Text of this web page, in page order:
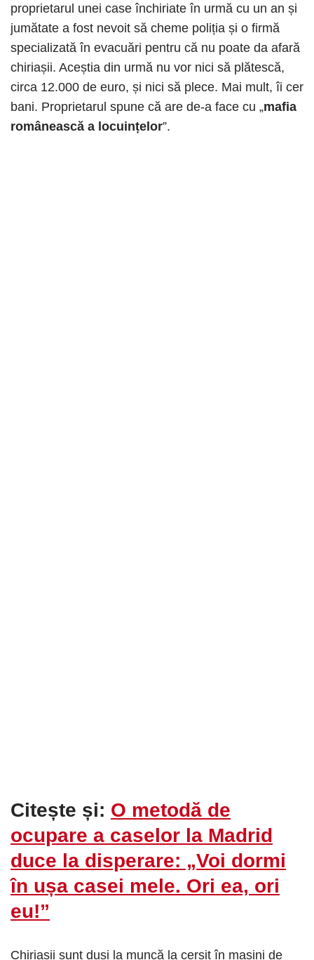
proprietarul unei case închiriate în urmă cu un an și
jumătate a fost nevoit să cheme poliția și o firmă
specializată în evacuări pentru că nu poate da afară
chiriașii. Aceștia din urmă nu vor nici să plătescă,
circa 12.000 de euro, și nici să plece. Mai mult, îi cer
bani. Proprietarul spune că are de-a face cu „mafia
românească a locuințelor”.
Citește și: O metodă de
ocupare a caselor la Madrid
duce la disperare: „Voi dormi
în ușa casei mele. Ori ea, ori
eu!”
Chiriașii sunt duși la muncă la cerșit în mașini de